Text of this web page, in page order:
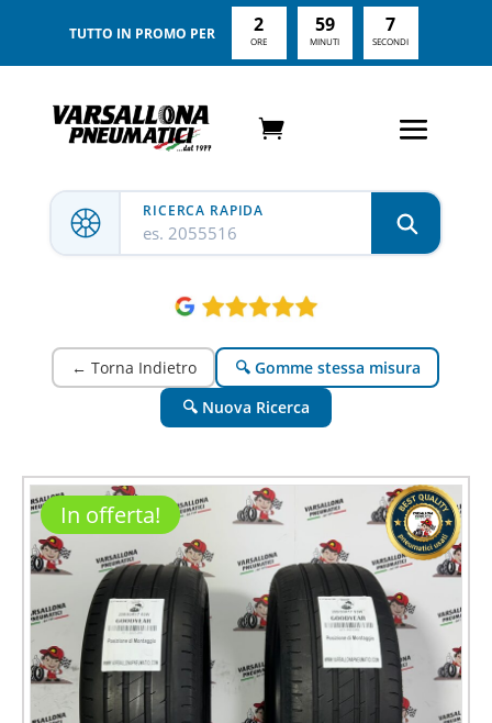
TUTTO IN PROMO PER 2
ORE
59
MINUTI
6
SECONDI
RICERCA RAPIDA
es. 2055516
← Torna Indietro
🔍 Gomme stessa misura
🔍 Nuova Ricerca
In offerta!